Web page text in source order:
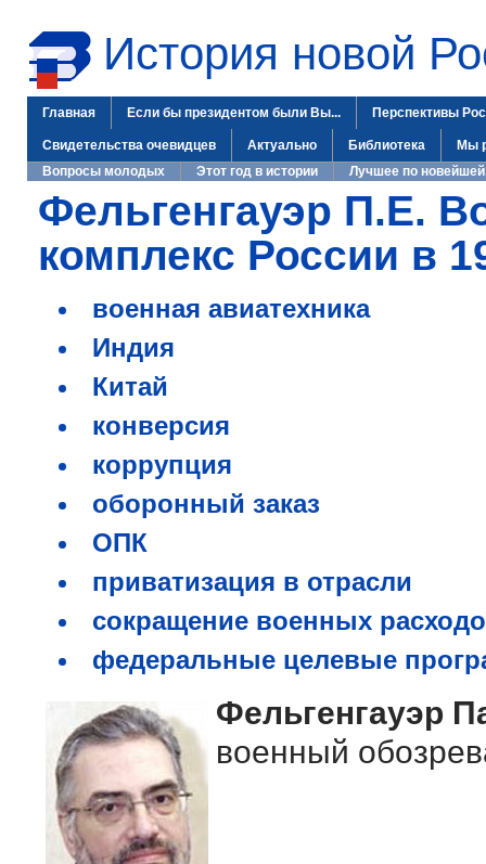
История новой
Главная Если бы президентом были Вы... Перспективы
Свидетельства очевидцев Актуально Библиотека
Мы
Вопросы молодых
Этот год в истории Лучшее по новейшей
Фельгенгауэр П.Е.
комплекс России в
военная авиатехника
Индия
Китай
конверсия
коррупция
оборонный заказ
ОПК
приватизация в отрасли
сокращение военных
федеральные целевые
Фельгенгауэр
военный